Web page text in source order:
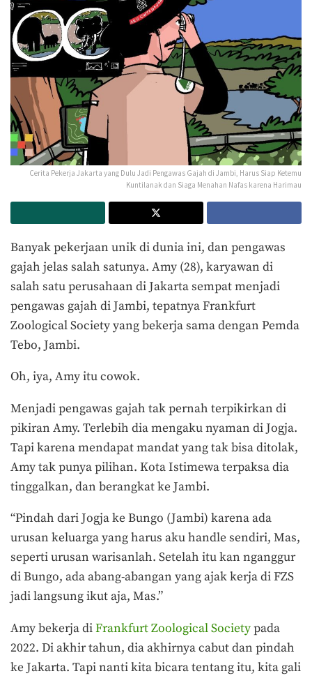
Cerita Pekerja Jakarta yang Dulu Jadi Pengawas Gajah di Jambi, Harus Siap Ketemu
Kuntilanak dan Siaga Menahan Nafas karena Harimau
Banyak pekerjaan unik di dunia ini, dan pengawas
gajah jelas salah satunya. Amy (28), karyawan di
salah satu perusahaan di Jakarta sempat menjadi
pengawas gajah di Jambi, tepatnya Frankfurt
Zoological Society yang bekerja sama dengan Pemda
Tebo, Jambi.
Oh, iya, Amy itu cowok.
Menjadi pengawas gajah tak pernah terpikirkan di
pikiran Amy. Terlebih dia mengaku nyaman di Jogja.
Tapi karena mendapat mandat yang tak bisa ditolak,
Amy tak punya pilihan. Kota Istimewa terpaksa dia
tinggalkan, dan berangkat ke Jambi.
“Pindah dari Jogja ke Bungo (Jambi) karena ada
urusan keluarga yang harus aku handle sendiri, Mas,
seperti urusan warisanlah. Setelah itu kan nganggur
di Bungo, ada abang-abangan yang ajak kerja di FZS
jadi langsung ikut aja, Mas.”
Amy bekerja diFrankfurt Zoological Societypada
2022. Di akhir tahun, dia akhirnya cabut dan pindah
ke Jakarta. Tapi nanti kita bicara tentang itu, kita gali